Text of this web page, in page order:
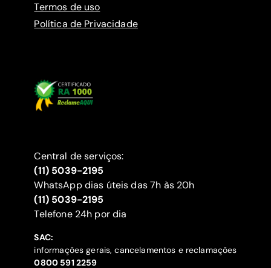
Termos de uso
Política de Privacidade
Central de serviços:
(11) 5039-2195
WhatsApp dias úteis das 7h às 20h
(11) 5039-2195
‍Telefone 24h por dia
SAC:
informações gerais, cancelamentos e reclamações
‍0800 591 2259